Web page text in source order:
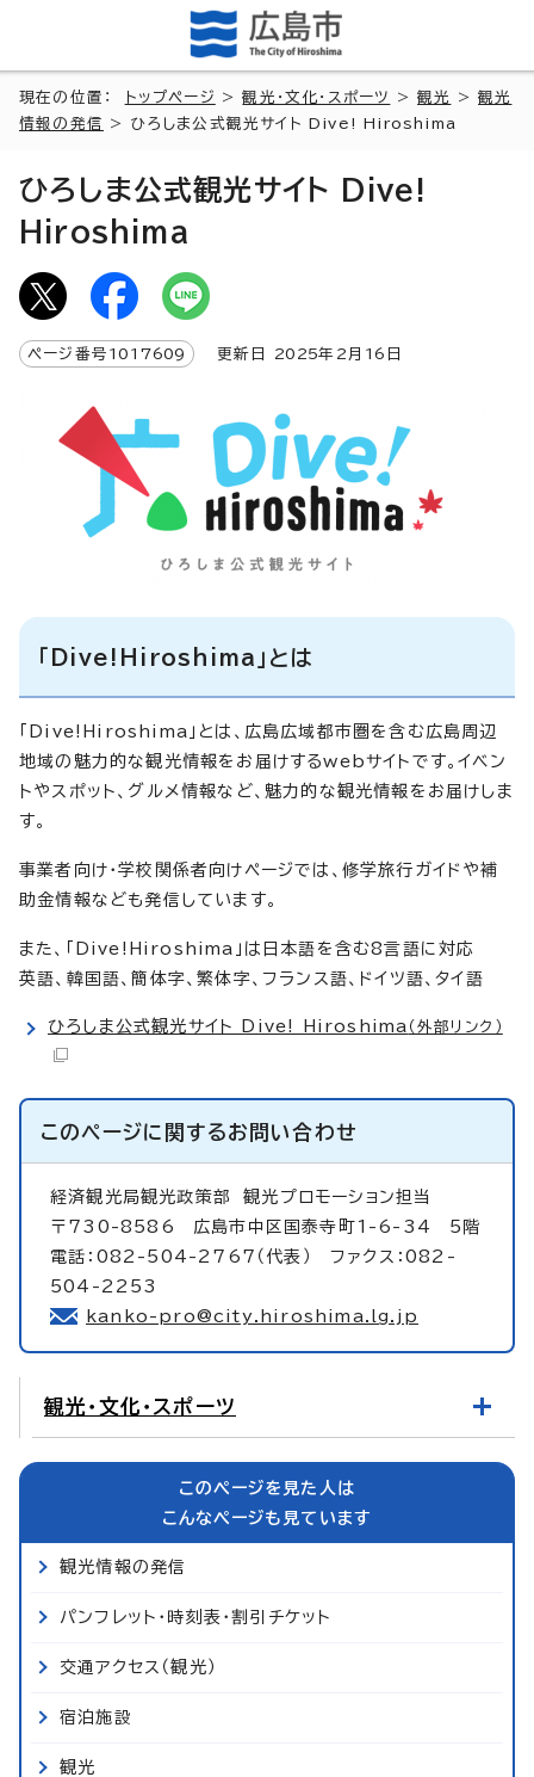
現在の位置： トップページ >観光・文化・スポーツ >観光 >観光
情報の発信
> ひろしま公式観光サイト Dive! Hiroshima
ひろしま公式観光サイト Dive!
Hiroshima
ページ番号 1017609 更新日 2025年2月 16 日
「Dive!Hiroshima」とは
「Dive!Hiroshima」とは、広島広域都市圏を含む広島周辺
地域の魅力的な観光情報をお届けするwebサイトです。イベン
トやスポット、グルメ情報など、魅力的な観光情報をお届けしま
す。
事業者向け・学校関係者向けページでは、修学旅行ガイドや補
助金情報なども発信しています。
また、「Dive!Hiroshima」は日本語を含む8言語に対応
英語、韓国語、簡体字、繁体字、フランス語、ドイツ語、タイ語
ひろしま公式観光サイト Dive! Hiroshima （外部リンク）
このページに関するお問い合わせ
経済観光局観光政策部観光プロモーション担当
〒730-8586 広島市中区国泰寺町1-6-34 5階
電話：082-504-2767（代表） ファクス：082-
504-2253
kanko-pro@city.hiroshima.lg.jp
観光・文化・スポーツ
このページを見た人は
こんなページも見ています
観光情報の発信
パンフレット・時刻表・割引チケット
交通アクセス（観光）
宿泊施設
観光